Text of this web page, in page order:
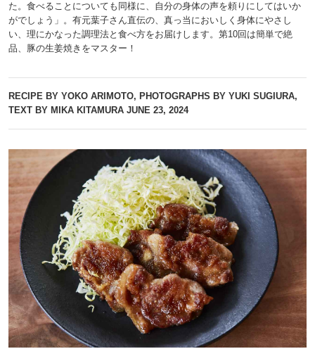
た。食べることについても同様に、自分の身体の声を頼りにしてはいか
がでしょう」。有元葉子さん直伝の、真っ当においしく身体にやさし
い、理にかなった調理法と食べ方をお届けします。第10回は簡単で絶
品、豚の生姜焼きをマスター！
RECIPE BY YOKO ARIMOTO, PHOTOGRAPHS BY YUKI SUGIURA,
TEXT BY MIKA KITAMURA JUNE 23, 2024